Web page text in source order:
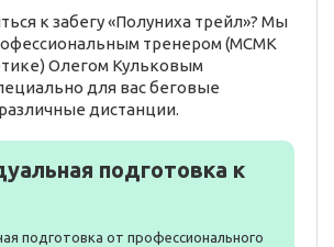
к забегу «Полуниха трейл»? Мы
тренером (МСМК
Олегом Кульковым
для вас беговые
дистанции.
подготовка к
подготовка от профессионального